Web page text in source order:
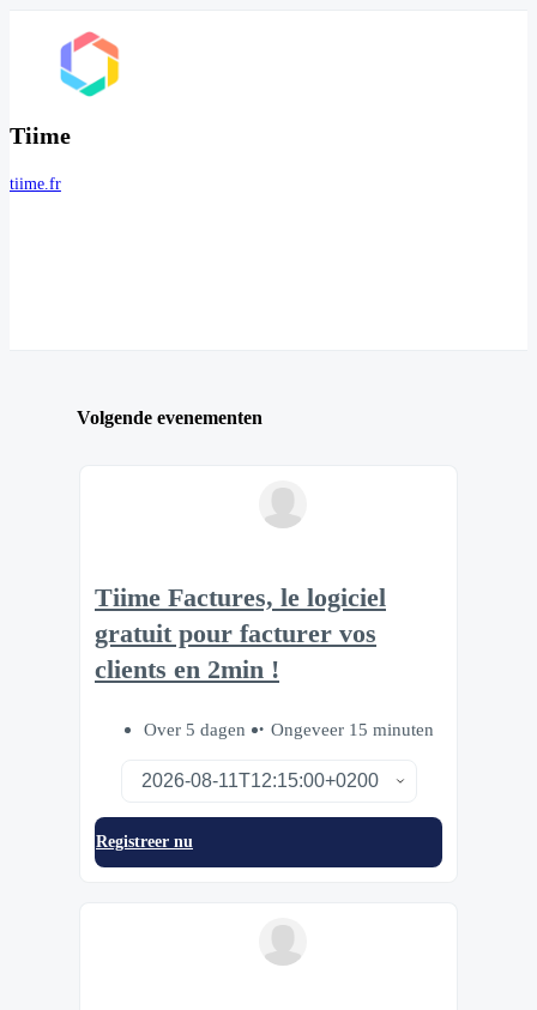
Tiime
tiime.fr
Volgende evenementen
Tiime Factures, le logiciel
gratuit pour facturer vos
clients en 2min !
Over 5 dagen Ongeveer 15 minuten
Registreer nu